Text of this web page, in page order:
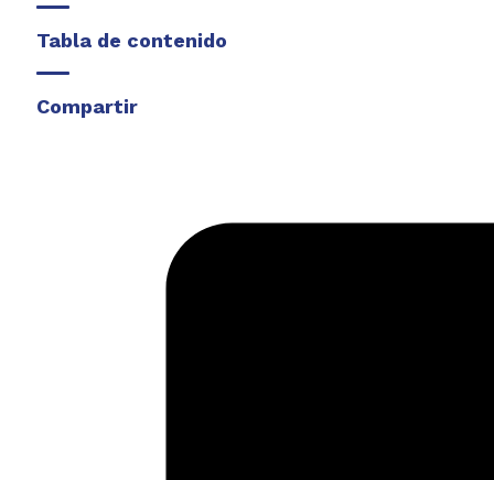
Tabla de contenido
Compartir